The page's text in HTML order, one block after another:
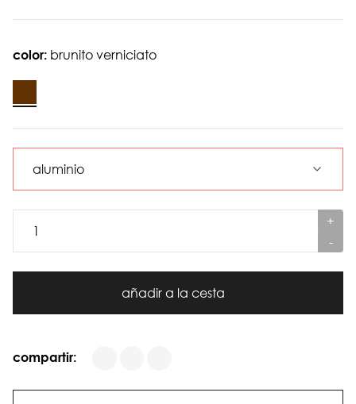
color: brunito verniciato
+
-
añadir a la cesta
compartir: